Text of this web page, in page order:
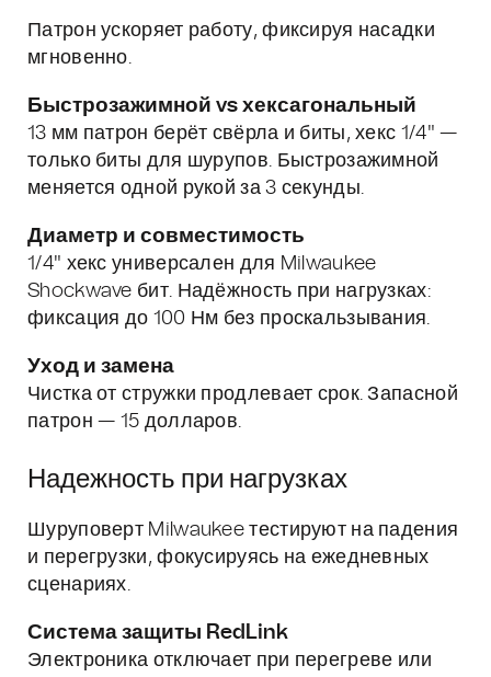
Патрон ускоряет работу, фиксируя насадки
мгновенно.
Быстрозажимной vs хексагональный
13 мм патрон берёт свёрла и биты, хекс 1/4" —
только биты для шурупов. Быстрозажимной
меняется одной рукой за 3 секунды.
Диаметр и совместимость
1/4" хекс универсален для Milwaukee
Shockwave бит. Надёжность при нагрузках:
фиксация до 100 Нм без проскальзывания.
Уход и замена
Чистка от стружки продлевает срок. Запасной
патрон — 15 долларов.
Надежность при нагрузках
Шуруповерт Milwaukee тестируют на падения
и перегрузки, фокусируясь на ежедневных
сценариях.
Система защиты RedLink
Электроника отключает при перегреве или